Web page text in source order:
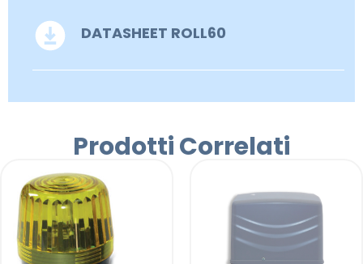
DATASHEET ROLL60
Prodotti Correlati